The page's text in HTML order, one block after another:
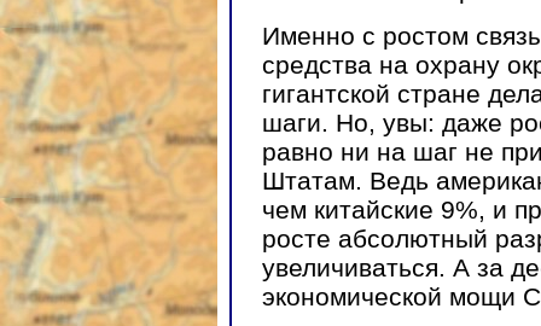
Именно с ростом
средства на охрану
гигантской стране
шаги. Но, увы: даже
равно ни на шаг не
Штатам. Ведь
чем китайские 9%, и
росте абсолютный
увеличиваться. А за
экономической мощи